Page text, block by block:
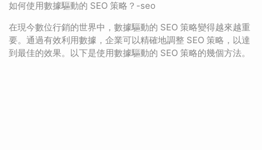
如何使用數據驅動的 SEO 策略？-seo
在現今數位行銷的世界中，數據驅動的 SEO 策略變得越來越重
要。通過有效利用數據，企業可以精確地調整 SEO 策略，以達
到最佳的效果。以下是使用數據驅動的 SEO 策略的幾個方法。